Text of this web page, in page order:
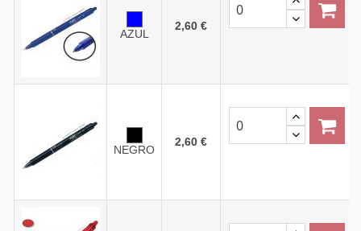
AZUL
2,60 €
NEGRO
2,60 €